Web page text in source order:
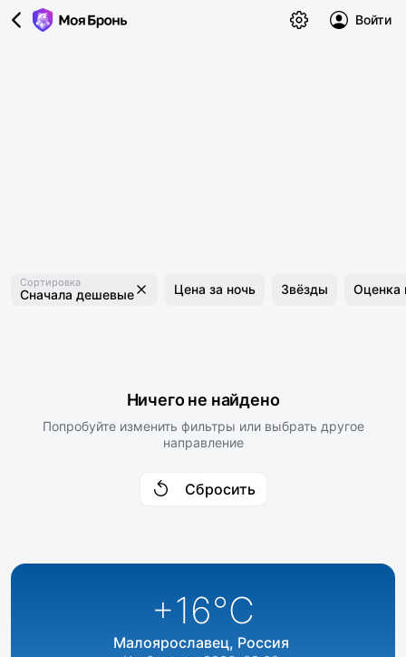
Войти
Сортировка
Сначала дешевые Цена за ночь Звёзды Оценка
Ничего не найдено
Попробуйте изменить фильтры или выбрать другое
направление
Сбросить
+16°C
Малоярославец, Россия